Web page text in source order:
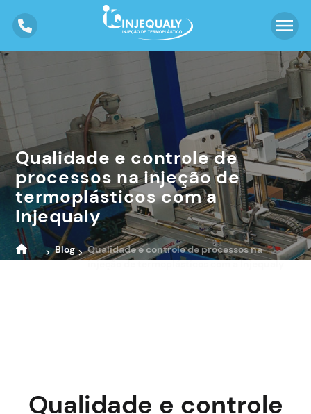
Qualidade e controle de
processos na injeção de
termoplásticos com a
Injequaly
Blog
Qualidade e controle de processos na
injeção de termoplásticos com a Injequaly
Qualidade e controle